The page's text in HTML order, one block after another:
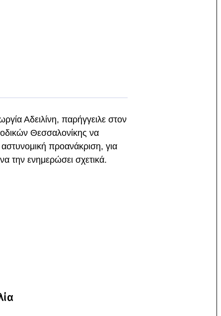
Αδειλίνη, παρήγγειλε στον
Θεσσαλονίκης να
προανάκριση, για
την ενημερώσει σχετικά.